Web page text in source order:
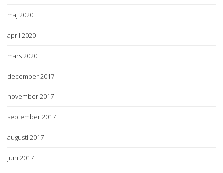
maj 2020
april 2020
mars 2020
december 2017
november 2017
september 2017
augusti 2017
juni 2017